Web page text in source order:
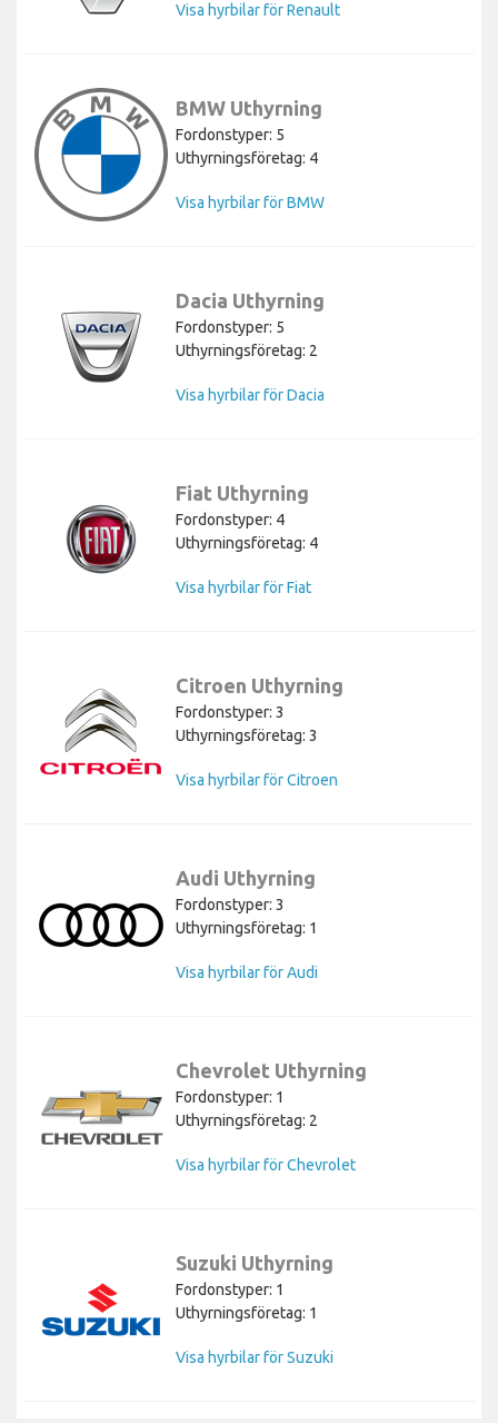
Visa hyrbilar för Renault
BMW Uthyrning
Fordonstyper: 5
Uthyrningsföretag: 4
Visa hyrbilar för BMW
Dacia Uthyrning
Fordonstyper: 5
Uthyrningsföretag: 2
Visa hyrbilar för Dacia
Fiat Uthyrning
Fordonstyper: 4
Uthyrningsföretag: 4
Visa hyrbilar för Fiat
Citroen Uthyrning
Fordonstyper: 3
Uthyrningsföretag: 3
Visa hyrbilar för Citroen
Audi Uthyrning
Fordonstyper: 3
Uthyrningsföretag: 1
Visa hyrbilar för Audi
Chevrolet Uthyrning
Fordonstyper: 1
Uthyrningsföretag: 2
Visa hyrbilar för Chevrolet
Suzuki Uthyrning
Fordonstyper: 1
Uthyrningsföretag: 1
Visa hyrbilar för Suzuki